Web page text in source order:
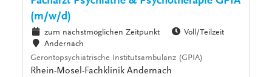
(m/w/d)
zum nächstmöglichen Zeitpunkt
Voll/Teilzeit
Andernach
Gerontopsychiatrische Institutsambulanz (GPIA)
Rhein-Mosel-Fachklinik Andernach